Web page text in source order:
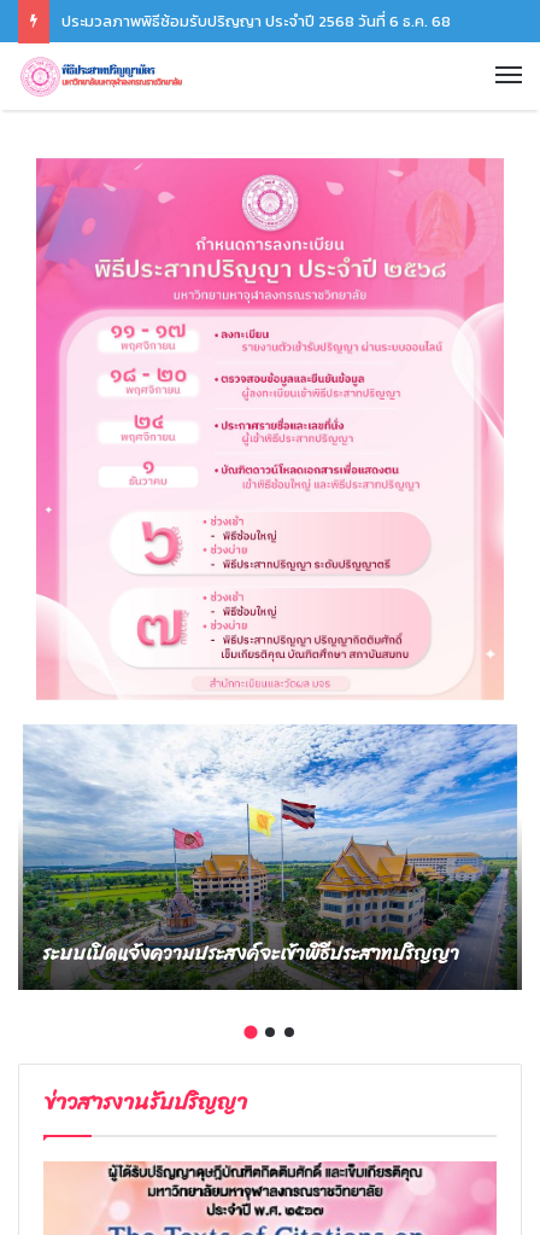
ประมวลภาพพิธีซ้อมรับปริญญา ประจำปี 2568 วันที่ 6 ธ.ค. 68
ระบบเปิดแจ้งความประสงค์จะเข้าพิธีประสาทปริญญา
ข่าวสารงานรับปริญญา